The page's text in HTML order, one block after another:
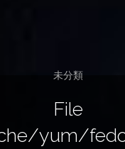
File
yum/
未分類